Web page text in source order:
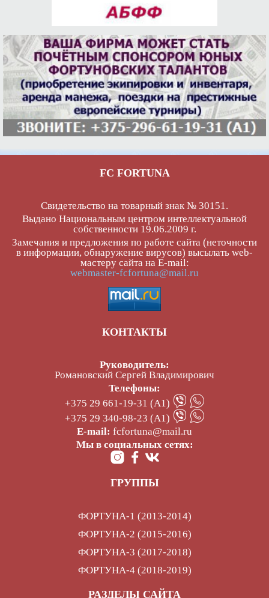
FC FORTUNA
Свидетельство на товарный знак № 30151.
Выдано Национальным центром интеллектуальной
собственности 19.06.2009 г.
Замечания и предложения по работе сайта (неточности
в информации, обнаружение вирусов) высылать web-
мастеру сайта на E-mail:
webmaster-fcfortuna@mail.ru
КОНТАКТЫ
Руководитель:
Романовский Сергей Владимирович
Телефоны:
+375 29 661-19-31 (А1)
+375 29 340-98-23 (А1)
E-mail: fcfortuna@mail.ru
Мы в социальных сетях:
ГРУППЫ
ФОРТУНА-1 (2013-2014)
ФОРТУНА-2 (2015-2016)
ФОРТУНА-3 (2017-2018)
ФОРТУНА-4 (2018-2019)
РАЗДЕЛЫ САЙТА